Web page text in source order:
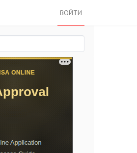
ВОЙТИ